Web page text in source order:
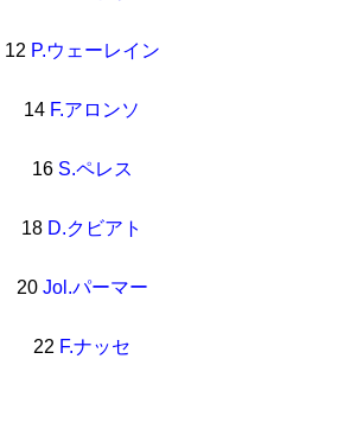
12 P.ウェーレイン
14 F.アロンソ
16 S.ペレス
18 D.クビアト
20 Jol.パーマー
22 F.ナッセ